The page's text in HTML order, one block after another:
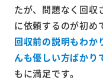
たが、問題なく回収
に依頼するのが初め
回収前の説明もわか
んも優しい方ばかり
もに満足です。